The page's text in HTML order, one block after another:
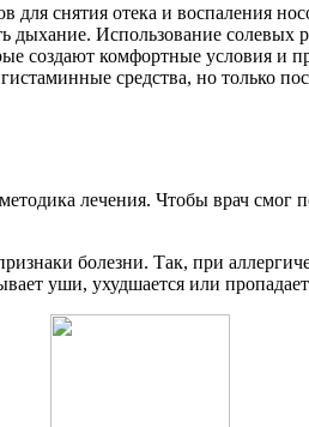
снятия отека и воспаления
дыхание. Использование
создают комфортные условия и
средства, но только
лечения. Чтобы врач смог
болезни. Так, при
уши, ухудшается или